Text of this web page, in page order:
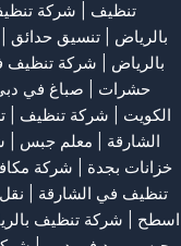
تنظيف
شركة
بالرياض
تنسيق حدائق
بالرياض
شركة تنظيف
حشرات
صباغ في
الكويت
شركة تنظيف |
الشارقة
معلم جبس
خزانات بجدة
شركة
تنظيف في الشارقة
اسطح
شركة تنظيف